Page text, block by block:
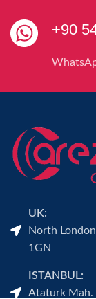
+90
UK:
North
1GN
ISTANBUL:
Ataturk Mah.